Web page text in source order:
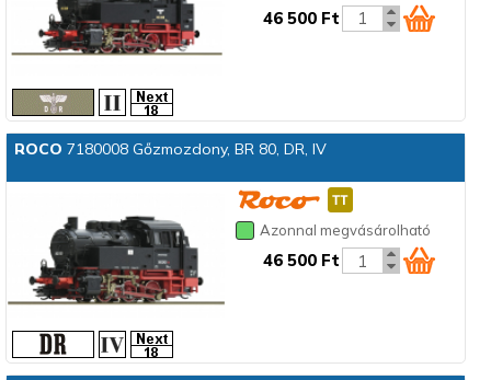
46 500 Ft
ROCO 7180008 Gőzmozdony, BR 80, DR, IV
Azonnal megvásárolható
46 500 Ft